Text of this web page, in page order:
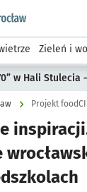
Zieleń i
w Hali Stulecia
Projekt